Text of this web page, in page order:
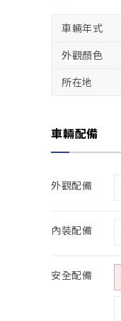
車輛年式
外觀顏色
所在地
車輛配備
外觀配備
內裝配備
安全配備